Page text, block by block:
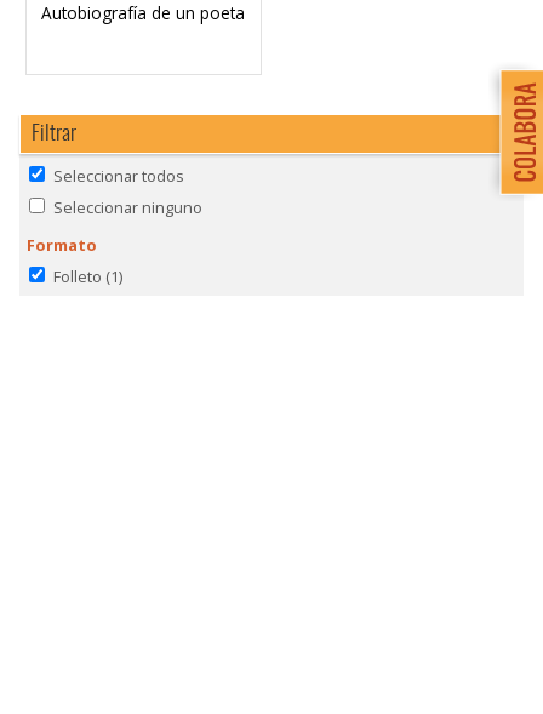
Autobiografía de un poeta
Filtrar
Seleccionar todos
Seleccionar ninguno
Formato
Folleto (1)